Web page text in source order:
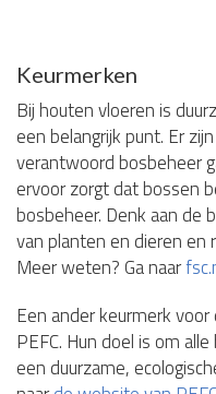
Keurmerken
Bij houten vloeren is
een belangrijk punt. Er
verantwoord bosbeheer
ervoor zorgt dat bossen
bosbeheer. Denk aan de
van planten en dieren en
Meer weten? Ga naar
Een ander keurmerk
PEFC. Hun doel is om
een duurzame,